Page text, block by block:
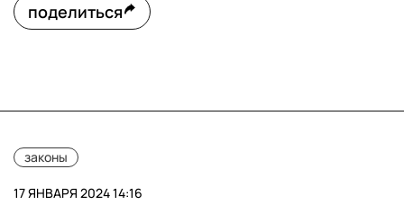
поделиться
законы
17 ЯНВАРЯ 2024 14:16